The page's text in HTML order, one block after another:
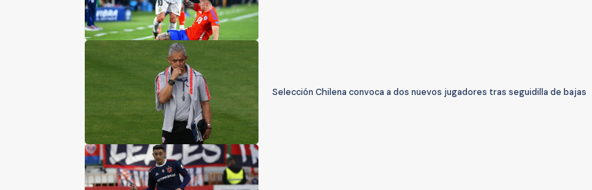
Selección Chilena convoca a dos nuevos jugadores tras seguidilla de bajas